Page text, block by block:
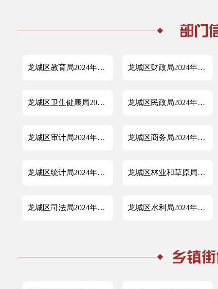
龙城区教育局2024年政府信息公开工作年度报告 龙城区财政局2024年政府信息公开工作年度报告
龙城区卫生健康局2024年政府信息公开工作年度报告 龙城区民政局2024年政府信息公开 工作年度报告
龙城区审计局2024年政府信息公开工作年度报告 龙城区商务局2024年政府信息公开工作年度报告
龙城区统计局2024年政府信息公开工作年度报告 龙城区林业和草原局2024年政府信息公开工作年度报告
龙城区司法局2024年政府信息公开工作年度报告 龙城区水利局2024年政府信息公开工作年度报告